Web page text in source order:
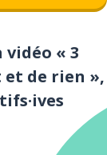
vidéo « 3
de rien »,